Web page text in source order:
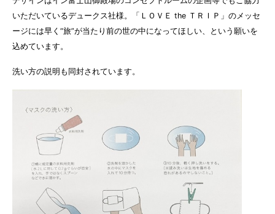
いただいているデュークス社様。「ＬＯＶＥ the ＴＲＩＰ」のメッセ
ージには早く“旅”が当たり前の世の中になってほしい、という願いを
込めています。
洗い方の説明も同封されています。